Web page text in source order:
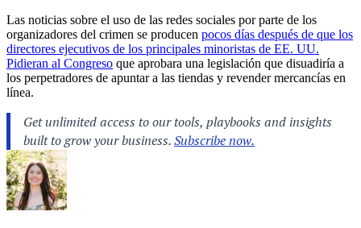
Las noticias sobre el uso de las redes sociales por parte de los
organizadores del crimen se producen pocos días después de que los
directores ejecutivos de los principales minoristas de EE. UU.
Pidieran al Congreso que aprobara una legislación que disuadiría a
los perpetradores de apuntar a las tiendas y revender mercancías en
línea.